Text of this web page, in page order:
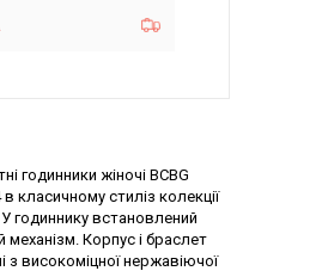
годинники жіночі BCBG
класичному стиліз колекції
годиннику встановлений
механізм. Корпус і браслет
з високоміцної нержавіючої